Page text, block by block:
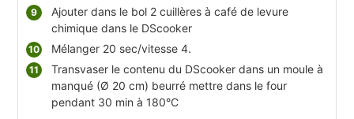
Ajouter dans le bol 2 cuillères à café de levure
chimique dans le DScooker
Mélanger 20 sec/vitesse 4.
Transvaser le contenu du DScooker dans un moule à
manqué (Ø 20 cm) beurré mettre dans le four
pendant 30 min à 180°C